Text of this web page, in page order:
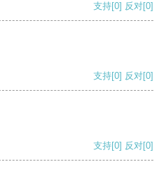
支持[0] 反对[0]
支持[0] 反对[0]
支持[0] 反对[0]